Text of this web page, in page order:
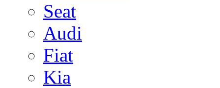
Seat
Audi
Fiat
Kia